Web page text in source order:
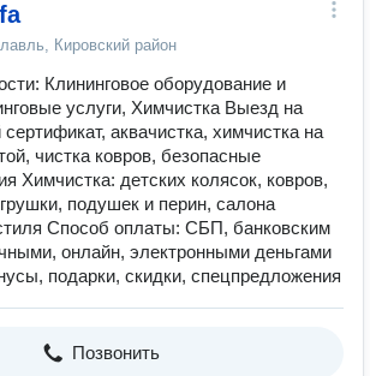
Кировский район
Клининговое оборудование и
услуги, Химчистка Выезд на
аквачистка, химчистка на
чистка ковров, безопасные
Химчистка: детских колясок, ковров,
подушек и перин, салона
Способ оплаты: СБП, банковским
онлайн, электронными деньгами
подарки, скидки, спецпредложения
Позвонить